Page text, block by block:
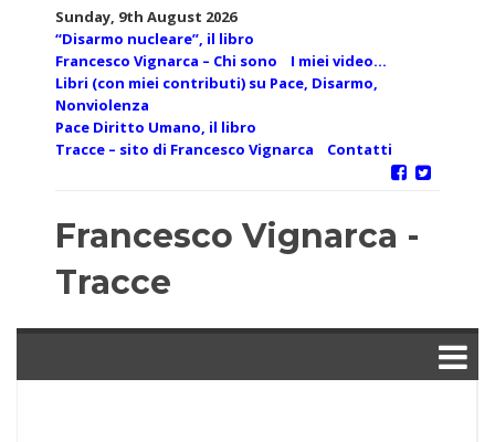
Sunday, 9th August 2026
“Disarmo nucleare”, il libro
Francesco Vignarca – Chi sono
I miei video…
Libri (con miei contributi) su Pace, Disarmo,
Nonviolenza
Pace Diritto Umano, il libro
Tracce – sito di Francesco Vignarca
Contatti
Francesco Vignarca -
Tracce